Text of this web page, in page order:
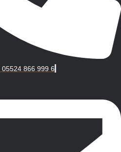
05524 866 999 6